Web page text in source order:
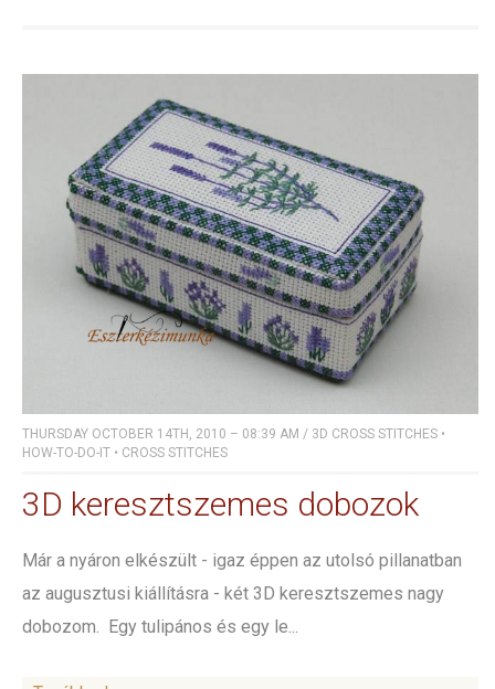
THURSDAY OCTOBER 14TH, 2010 – 08:39 AM / 3D CROSS STITCHES •
HOW-TO-DO-IT • CROSS STITCHES
3D keresztszemes dobozok
Már a nyáron elkészült - igaz éppen az utolsó pillanatban
az augusztusi kiállításra - két 3D keresztszemes nagy
dobozom. Egy tulipános és egy le...